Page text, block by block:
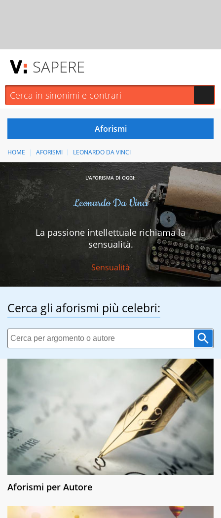
SAPERE
HOME AFORISMI LEONARDO DA VINCI
L'AFORISMA DI OGGI:
Leonardo Da Vinci
La passione intellettuale richiama la
sensualità.
Sensualità
Cerca gli aforismi più celebri:
Aforismi per Autore